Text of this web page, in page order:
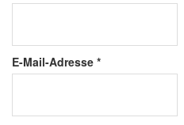
E-Mail-Adresse *